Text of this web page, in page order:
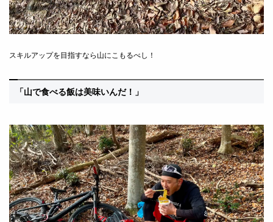
スキルアップを目指すなら山にこもるべし！
「山で食べる飯は美味いんだ！」